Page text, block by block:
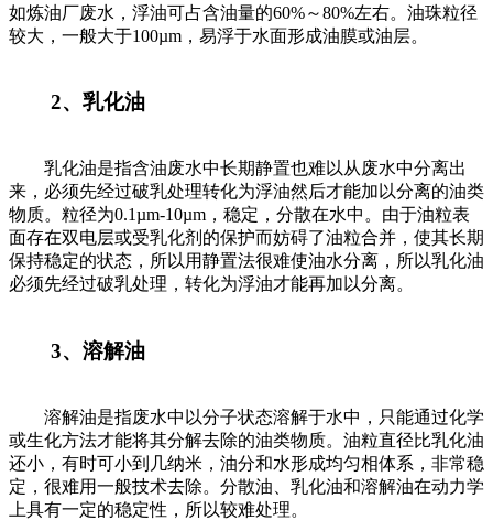
如炼油厂废水，浮油可占含油量的60%～80%左右。油珠粒径
较大，一般大于100µm，易浮于水面形成油膜或油层。
2、乳化油
乳化油是指含油废水中长期静置也难以从废水中分离出
来，必须先经过破乳处理转化为浮油然后才能加以分离的油类
物质。粒径为0.1µm-10µm，稳定，分散在水中。由于油粒表
面存在双电层或受乳化剂的保护而妨碍了油粒合并，使其长期
保持稳定的状态，所以用静置法很难使油水分离，所以乳化油
必须先经过破乳处理，转化为浮油才能再加以分离。
3、溶解油
溶解油是指废水中以分子状态溶解于水中，只能通过化学
或生化方法才能将其分解去除的油类物质。油粒直径比乳化油
还小，有时可小到几纳米，油分和水形成均匀相体系，非常稳
定，很难用一般技术去除。分散油、乳化油和溶解油在动力学
上具有一定的稳定性，所以较难处理。